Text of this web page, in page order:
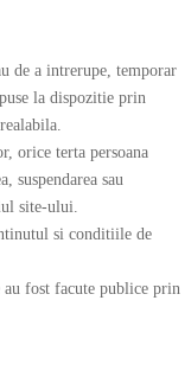
de a intrerupe, temporar
la dispozitie prin
orice terta persoana
suspendarea sau
site-ului.
si conditiile de
fost facute publice prin